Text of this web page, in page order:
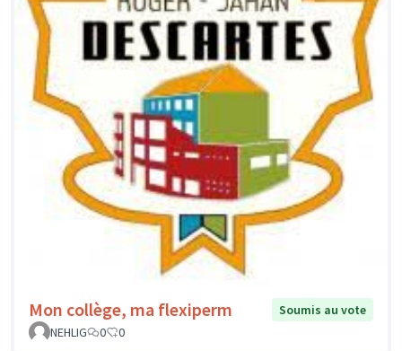
Mon collège, ma flexiperm
Soumis au vote
NEHLIG
0 0